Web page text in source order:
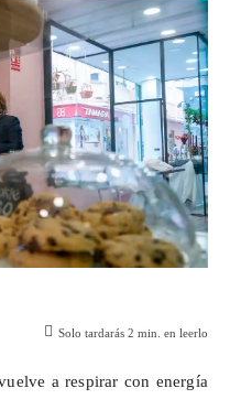
Solo tardarás 2 min. en leerlo
a respirar con energía